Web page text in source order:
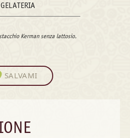
GELATERIA
Kerman senza lattosio.
SALVAMI